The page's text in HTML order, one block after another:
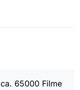
Dokus archiviert.
Deshalb habe
65000 Filme